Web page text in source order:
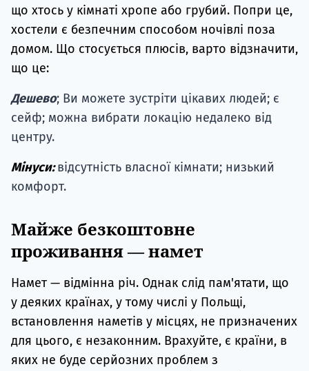
що хтось у кімнаті хропе або грубий. Попри це,
хостели є безпечним способом ночівлі поза
домом. Що стосується плюсів, варто відзначити,
що це:
Дешево; Ви можете зустріти цікавих людей; є
сейф; можна вибрати локацію недалеко від
центру.
Мінуси:відсутність власної кімнати; низький
комфорт.
Майже безкоштовне
проживання — намет
Намет — відмінна річ. Однак слід пам'ятати, що
у деяких країнах, у тому числі у Польщі,
встановлення наметів у місцях, не призначених
для цього, є незаконним. Врахуйте, є країни, в
яких не буде серйозних проблем з